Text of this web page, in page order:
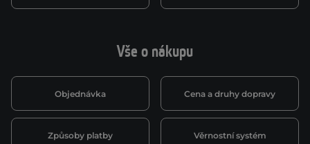
Vše o nákupu
Objednávka Cena a druhy dopravy
Způsoby platby Věrnostní systém